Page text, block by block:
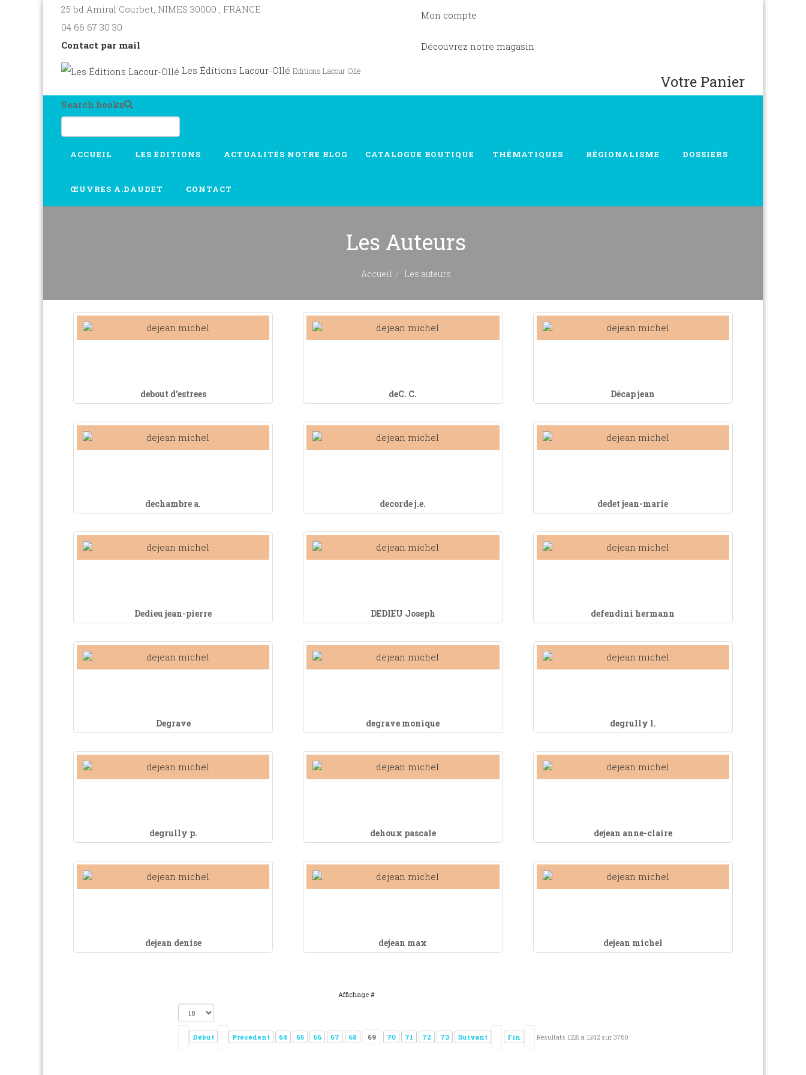
25 bd Amiral Courbet, NIMES 30000 , FRANCE
04 66 67 30 30
Contact par mail
Mon compte
Découvrez notre magasin
Les Éditions Lacour-Ollé Editions Lacour Ollé
Votre Panier
Search books
ACCUEIL LES ÉDITIONS ACTUALITÉS NOTRE BLOG CATALOGUE BOUTIQUE THÉMATIQUES RÉGIONALISME DOSSIERS
ŒUVRES A.DAUDET CONTACT
Les Auteurs
Accueil Les auteurs
debout d'estrees deC. C. Décap jean
dechambre a. decorde j.e. dedet jean-marie
Dedieu jean-pierre DEDIEU Joseph defendini hermann
Degrave degrave monique degrully l.
degrully p. dehoux pascale dejean anne-claire
dejean denise dejean max dejean michel
Affichage #
Début Précédent 64 65 66 67 68 69 70 71 72 73 Suivant Fin Résultats 1225 à 1242 sur 3760